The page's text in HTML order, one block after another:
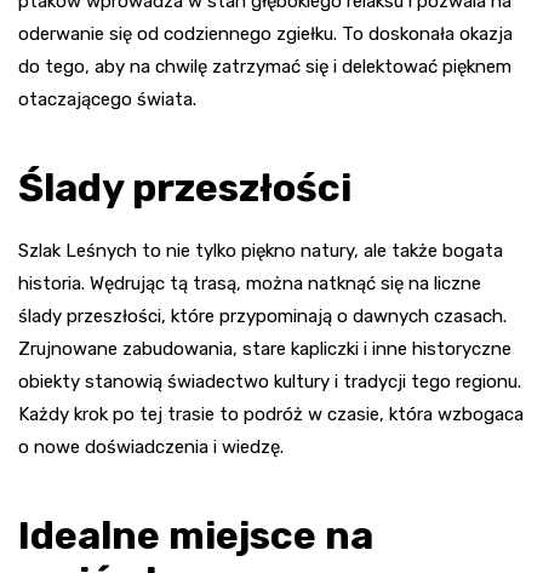
oderwanie się od codziennego zgiełku. To doskonała okazja
do tego, aby na chwilę zatrzymać się i delektować pięknem
otaczającego świata.
Ślady przeszłości
Szlak Leśnych to nie tylko piękno natury, ale także bogata
historia. Wędrując tą trasą, można natknąć się na liczne
ślady przeszłości, które przypominają o dawnych czasach.
Zrujnowane zabudowania, stare kapliczki i inne historyczne
obiekty stanowią świadectwo kultury i tradycji tego regionu.
Każdy krok po tej trasie to podróż w czasie, która wzbogaca
o nowe doświadczenia i wiedzę.
Idealne miejsce na